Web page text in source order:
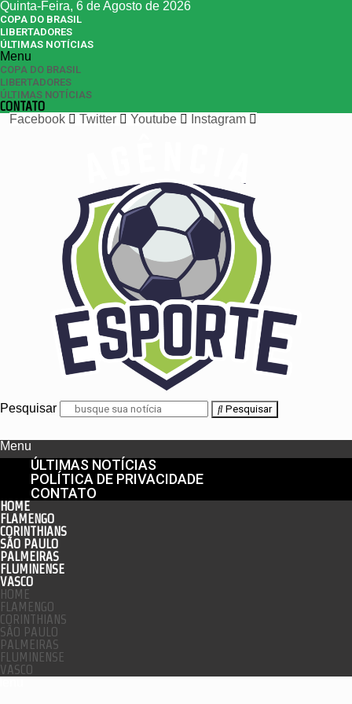
Quinta-Feira, 6 de Agosto de 2026
COPA DO BRASIL
LIBERTADORES
ÚLTIMAS NOTÍCIAS
Menu
COPA DO BRASIL
LIBERTADORES
ÚLTIMAS NOTÍCIAS
CONTATO
Facebook
Twitter Youtube Instagram
Pesquisar Pesquisar
Menu
ÚLTIMAS NOTÍCIAS
POLÍTICA DE PRIVACIDADE
CONTATO
HOME
FLAMENGO
CORINTHIANS
SÃO PAULO
PALMEIRAS
FLUMINENSE
VASCO
HOME
FLAMENGO
CORINTHIANS
SÃO PAULO
PALMEIRAS
FLUMINENSE
VASCO